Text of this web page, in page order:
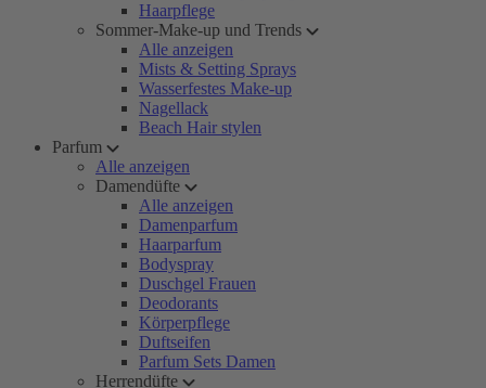
Haarpflege
Sommer-Make-up und Trends
Alle anzeigen
Mists & Setting Sprays
Wasserfestes Make-up
Nagellack
Beach Hair stylen
Parfum
Alle anzeigen
Damendüfte
Alle anzeigen
Damenparfum
Haarparfum
Bodyspray
Duschgel Frauen
Deodorants
Körperpflege
Duftseifen
Parfum Sets Damen
Herrendüfte